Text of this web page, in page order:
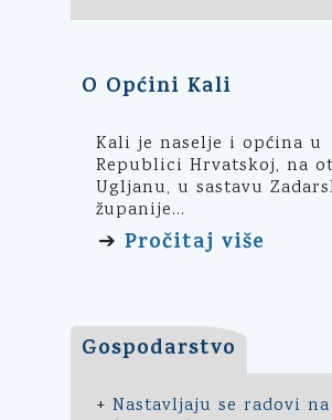
O Općini Kali
Kali je naselje i općina u
Republici Hrvatskoj, na
Ugljanu, u sastavu
županije...
➔ Pročitaj više
Gospodarstvo
+ Nastavljaju se radovi na